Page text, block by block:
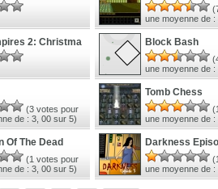
(
une moyenne de :
2: Christma Block Bash
(
une moyenne de :
(3 votes pour
de : 3, 00 sur 5)
Tomb Chess
(1
une moyenne de :
Of The Dead
(1 votes pour
de : 3, 00 sur 5)
Darkness
(1
une moyenne de :